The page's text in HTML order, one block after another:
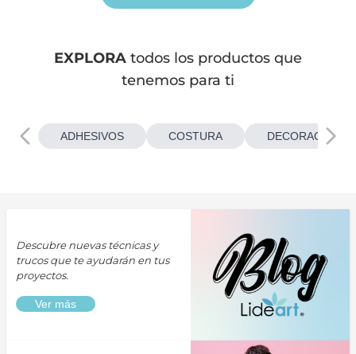
EXPLORA todos los productos que
tenemos para ti
ADHESIVOS COSTURA
Descubre nuevas técnicas y
trucos que te ayudarán en tus
proyectos.
Ver más